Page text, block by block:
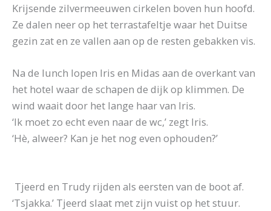
Krijsende zilvermeeuwen cirkelen boven hun hoofd.
Ze dalen neer op het terrastafeltje waar het Duitse
gezin zat en ze vallen aan op de resten gebakken vis.
Na de lunch lopen Iris en Midas aan de overkant van
het hotel waar de schapen de dijk op klimmen. De
wind waait door het lange haar van Iris.
‘Ik moet zo echt even naar de wc,’ zegt Iris.
‘Hè, alweer? Kan je het nog even ophouden?’
Tjeerd en Trudy rijden als eersten van de boot af.
‘Tsjakka.’ Tjeerd slaat met zijn vuist op het stuur.